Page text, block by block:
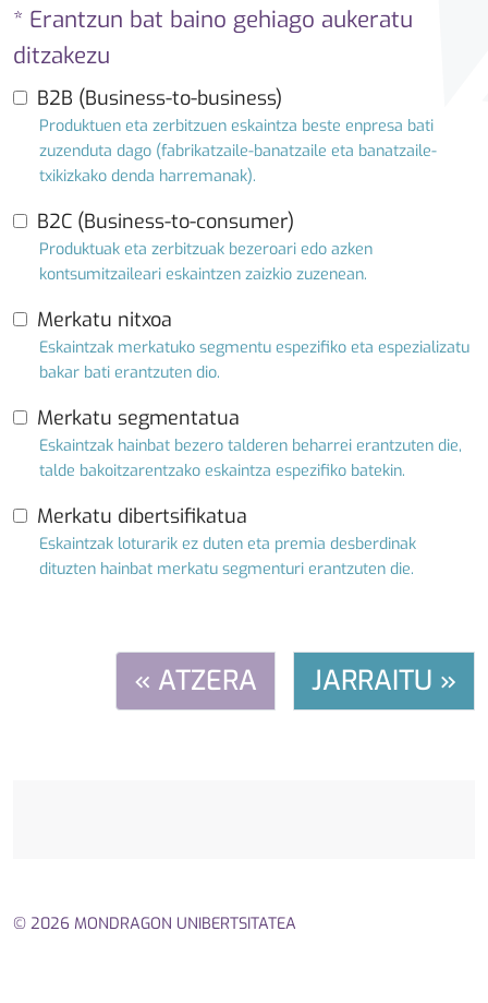
* Erantzun bat baino gehiago aukeratu
ditzakezu
B2B (Business-to-business)
Produktuen eta zerbitzuen eskaintza beste enpresa bati
zuzenduta dago (fabrikatzaile-banatzaile eta banatzaile-
txikizkako denda harremanak).
B2C (Business-to-consumer)
Produktuak eta zerbitzuak bezeroari edo azken
kontsumitzaileari eskaintzen zaizkio zuzenean.
Merkatu nitxoa
Eskaintzak merkatuko segmentu espezifiko eta espezializatu
bakar bati erantzuten dio.
Merkatu segmentatua
Eskaintzak hainbat bezero talderen beharrei erantzuten die,
talde bakoitzarentzako eskaintza espezifiko batekin.
Merkatu dibertsifikatua
Eskaintzak loturarik ez duten eta premia desberdinak
dituzten hainbat merkatu segmenturi erantzuten die.
« ATZERA JARRAITU »
© 2026 MONDRAGON UNIBERTSITATEA